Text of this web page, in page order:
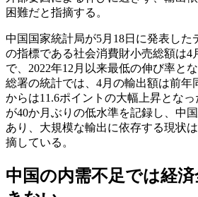
困難だと指摘する。
中国国家統計局が5月18日に発表した
の指標である社会消費財小売総額は4
で、2022年12月以来最低の伸び率と
総署の統計では、4月の輸出額は前年
からは11.6ポイントの大幅上昇とな
が40か月ぶりの低水準を記録し、中
あり、大規模な輸出に依存する現状
摘している。
中国の内需不足では経